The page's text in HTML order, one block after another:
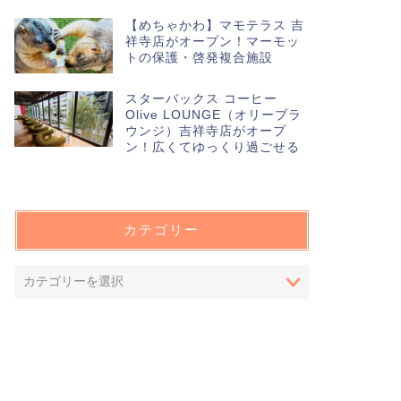
【めちゃかわ】マモテラス 吉
祥寺店がオープン！マーモッ
トの保護・啓発複合施設
スターバックス コーヒー
Olive LOUNGE（オリーブラ
ウンジ）吉祥寺店がオープ
ン！広くてゆっくり過ごせる
カテゴリー